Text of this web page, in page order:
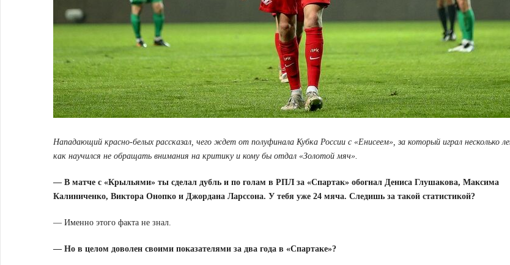
Нападающий красно-белых рассказал, чего ждет от полуфинала Кубка России с «Енисеем», за который играл несколько
как научился не обращать внимания на критику и кому бы отдал «Золотой мяч».
— В матче с «Крыльями» ты сделал дубль и по голам в РПЛ за «Спартак» обогнал Дениса Глушакова, Максима
Калиниченко, Виктора Онопко и Джордана Ларссона. У тебя уже 24 мяча. Следишь за такой статистикой?
— Именно этого факта не знал.
— Но в целом доволен своими показателями за два года в «Спартаке»?